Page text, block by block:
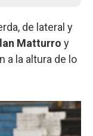
de lateral y
Matturro y
a la altura de lo